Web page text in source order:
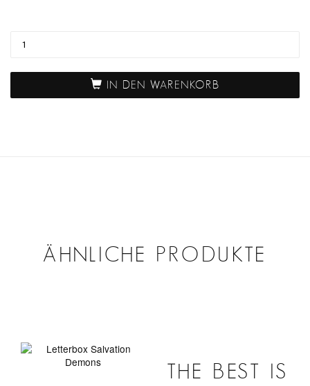
MENGE
IN DEN WARENKORB
ÄHNLICHE PRODUKTE
THE BEST IS